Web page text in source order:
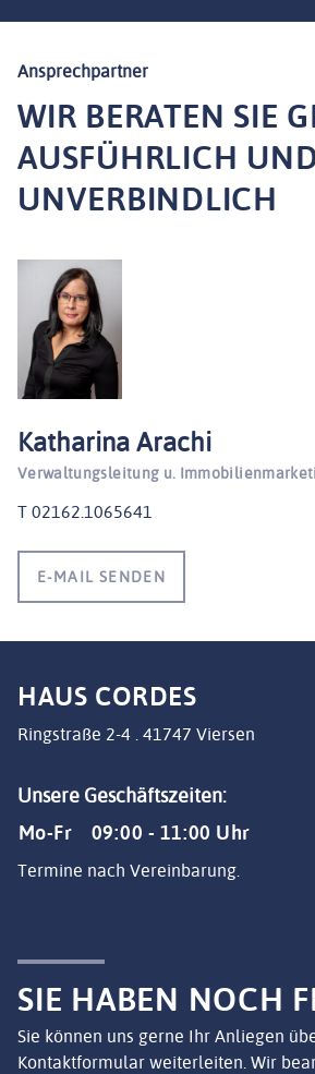
KONTAKT
Ansprechpartner
WIR BERATEN SIE
AUSFÜHRLICH
UNVERBINDLICH
Katharina Arachi
Verwaltungsleitung u.
T 02162.1065641
E-MAIL SENDEN
HAUS CORDES
Ringstraße 2-4 . 41747 Viersen
Unsere Geschäftszeiten:
Mo-Fr 09:00 - 11:00 Uhr
Termine nach Vereinbarung.
SIE HABEN NOCH
Sie können uns gerne Ihr Anliegen
Kontaktformular weiterleiten. Wir